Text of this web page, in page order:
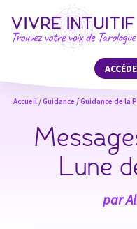
Accueil /Guidance /Guidance de la
Lune
par